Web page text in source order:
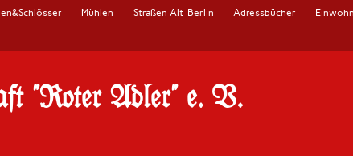
Mühlen Straßen Alt-Berlin Adressbücher
"Roter Adler" e. V.